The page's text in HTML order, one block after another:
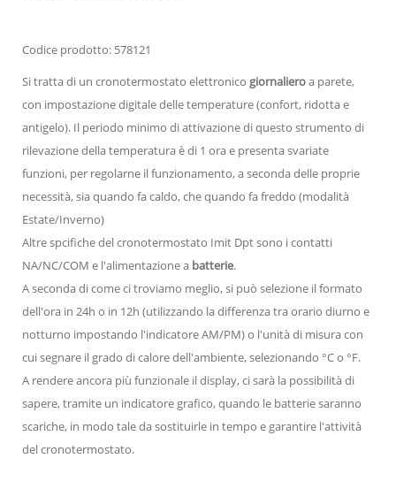
Codice prodotto: 578121
Si tratta di un cronotermostato elettronico giornalieroa parete,
con impostazione digitale delle temperature (confort, ridotta e
antigelo). Il periodo minimo di attivazione di questo strumento di
rilevazione della temperatura è di 1 ora e presenta svariate
funzioni, per regolarne il funzionamento, a seconda delle proprie
necessità, sia quando fa caldo, che quando fa freddo (modalità
Estate/Inverno)
Altre spcifiche del cronotermostato Imit Dpt sono i contatti
NA/NC/COM e l'alimentazione a batterie.
A seconda di come ci troviamo meglio, si può selezione il formato
dell'ora in 24h o in 12h (utilizzando la differenza tra orario diurno e
notturno impostando l'indicatore AM/PM) o l'unità di misura con
cui segnare il grado di calore dell'ambiente, selezionando °C o °F.
A rendere ancora più funzionale il display, ci sarà la possibilità di
sapere, tramite un indicatore grafico, quando le batterie saranno
scariche, in modo tale da sostituirle in tempo e garantire l'attività
del cronotermostato.